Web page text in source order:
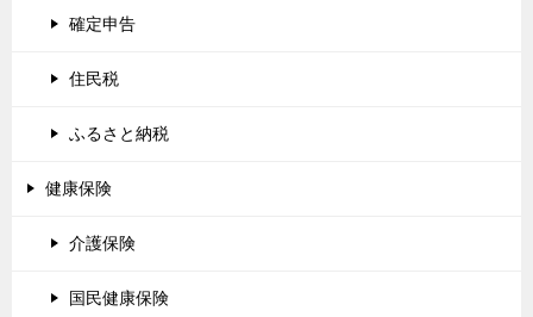
確定申告
住民税
ふるさと納税
健康保険
介護保険
国民健康保険